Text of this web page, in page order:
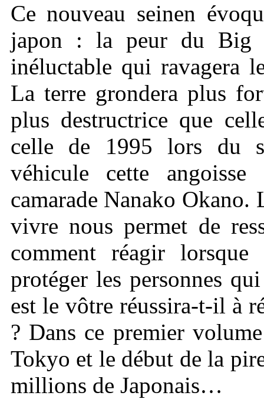
Ce nouveau seinen
japon : la peur du Big
inéluctable qui ravagera
La terre grondera plus
plus destructrice que
celle de 1995 lors du
véhicule cette
camarade Nanako
vivre nous permet de
comment réagir
protéger les personnes
est le vôtre réussira-t-il à
? Dans ce premier
Tokyo et le début de la
millions de Japonais…